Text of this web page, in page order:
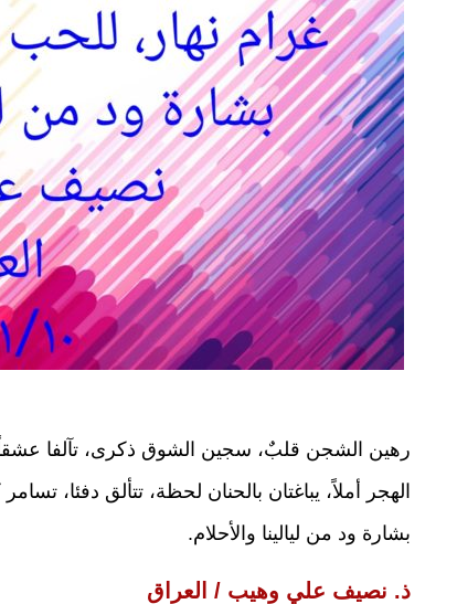
رهين الشجن قلبٌ، سجين الشوق ذكرى، تآلفا
الهجر أملاً، يباغتان بالحنان لحظة، تتألق دفئا،
بشارة ود من ليالينا والأحلام.
ذ. نصيف علي وهيب / العراق